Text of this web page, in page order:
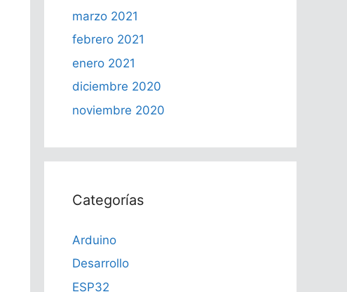
marzo 2021
febrero 2021
enero 2021
diciembre 2020
noviembre 2020
Categorías
Arduino
Desarrollo
ESP32